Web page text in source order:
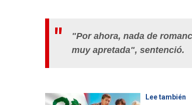
"Por ahora, nada de
muy apretada", sentenció.
Lee también